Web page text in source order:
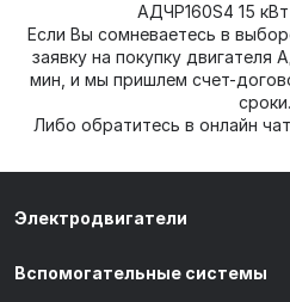
АДЧР160S4 15
Если Вы сомневаетесь в
заявку на покупку двигателя
мин, и мы пришлем счет-
сроки.
Либо обратитесь в онлайн
Электродвигатели
Вспомогательные системы